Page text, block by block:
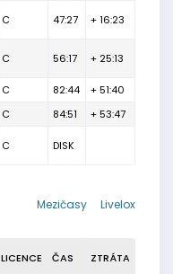
C 47:27 + 16:23
C 56:17 + 25:13
C 82:44
+ 51:40
C 84:51
+ 53:47
C DISK
Livelox
Mezičasy
LICENCE ČAS ZTRÁTA